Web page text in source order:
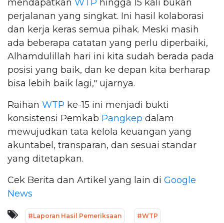
mendapatkan WTP hingga 15 kali bukan
perjalanan yang singkat. Ini hasil kolaborasi
dan kerja keras semua pihak. Meski masih
ada beberapa catatan yang perlu diperbaiki,
Alhamdulillah hari ini kita sudah berada pada
posisi yang baik, dan ke depan kita berharap
bisa lebih baik lagi," ujarnya.
Raihan WTP ke-15 ini menjadi bukti
konsistensi Pemkab Pangkep dalam
mewujudkan tata kelola keuangan yang
akuntabel, transparan, dan sesuai standar
yang ditetapkan.
Cek Berita dan Artikel yang lain di Google
News
#Laporan Hasil Pemeriksaan #WTP